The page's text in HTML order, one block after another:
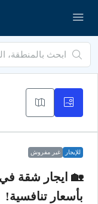
للإيجار غير مفروش
🏡 ايجار شقة
بأسعار تنافسية!